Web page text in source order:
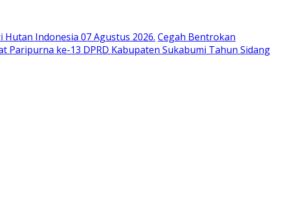
Indonesia 07 Agustus 2026. Cegah Bentrokan
Paripurna ke-13 DPRD Kabupaten Sukabumi Tahun Sidang